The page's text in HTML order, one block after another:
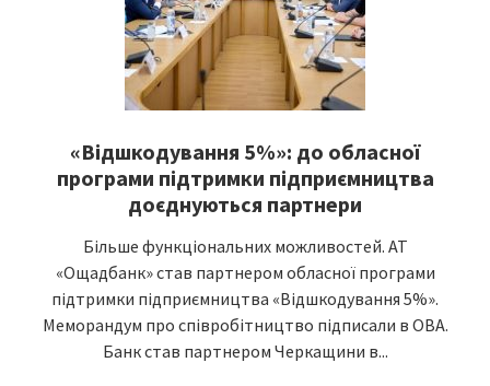
«Відшкодування 5%»: до обласної
програми підтримки підприємництва
доєднуються партнери
Більше функціональних можливостей. АТ
«Ощадбанк» став партнером обласної програми
підтримки підприємництва «Відшкодування 5%».
Меморандум про співробітництво підписали в ОВА.
Банк став партнером Черкащини в...